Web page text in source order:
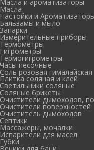
Масла и ароматизаторы
Масла
Настойки и Ароматизаторы
Бальзамы и мыло
Запарки
Измерительные приборы
Термометры
Гигрометры
Термогигрометры
Часы песочные
Соль розовая гималайская
Плитка соляная и клей
Светильники соляные
Соляные брикеты
Очистители дымоходов,
Очистители поверхностей
Очиститель дымоходов
Септики
Массажеры, мочалки
Испарители для масел
Губки